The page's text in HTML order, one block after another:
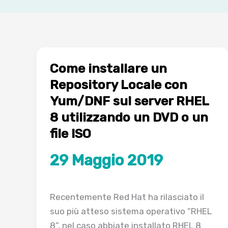
Come installare un
Repository Locale con
Yum/DNF sul server RHEL
8 utilizzando un DVD o un
file ISO
29 Maggio 2019
Recentemente Red Hat ha rilasciato il
suo più atteso sistema operativo “RHEL
8”, nel caso abbiate installato RHEL 8